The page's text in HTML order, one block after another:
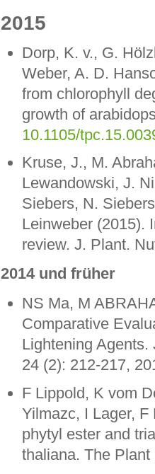
2015
Dorp, K. v., G.
Weber, A. D.
from chlorophyll
growth of
10.1105/
Kruse, J., M.
Lewandowski, J.
Siebers, N.
Leinweber (2015).
review. J. Plant.
2014 und früher
NS Ma, M
Comparative
Lightening Agents.
24 (2): 212-217,
F Lippold, K vom
Yilmazc, I Lager,
phytyl ester and
thaliana. The